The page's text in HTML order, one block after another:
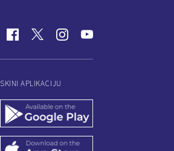
SKINI APLIKACIJU